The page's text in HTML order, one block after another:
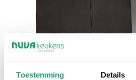
Toestemming Details